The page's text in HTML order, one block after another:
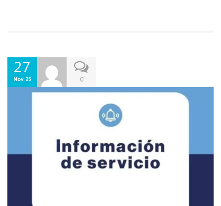
27
Nov 25 0